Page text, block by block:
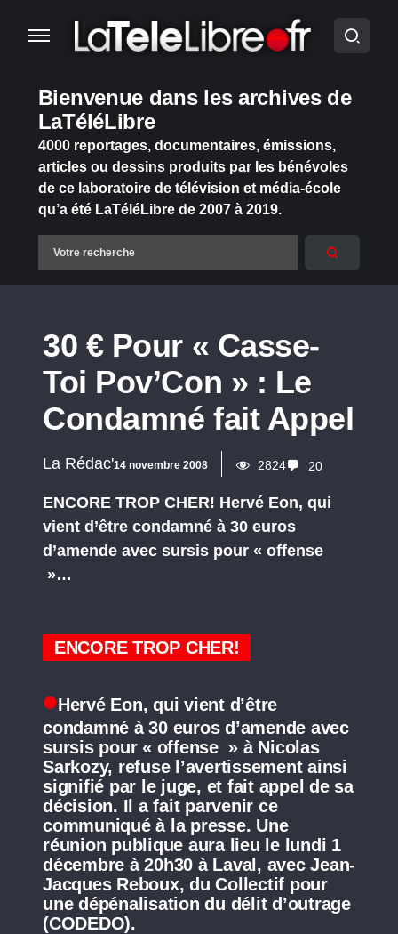
Bienvenue dans les archives de
LaTéléLibre
4000 reportages, documentaires, émissions,
articles ou dessins produits par les bénévoles
de ce laboratoire de télévision et média-école
qu’a été LaTéléLibre de 2007 à 2019.
30 € Pour « Casse-
Toi Pov’Con » : Le
Condamné fait Appel
La Rédac'14 novembre 2008 2824 20
ENCORE TROP CHER! Hervé Eon, qui
vient d’être condamné à 30 euros
d’amende avec sursis pour « offense
»…
ENCORE TROP CHER!
Hervé Eon, qui vient d’être
condamné à 30 euros d’amende avec
sursis pour « offense » à Nicolas
Sarkozy, refuse l’avertissement ainsi
signifié par le juge, et fait appel de sa
décision. Il a fait parvenir ce
communiqué à la presse. Une
réunion publique aura lieu le lundi 1
décembre à 20h30 à Laval, avec Jean-
Jacques Reboux, du Collectif pour
une dépénalisation du délit d’outrage
(CODEDO).